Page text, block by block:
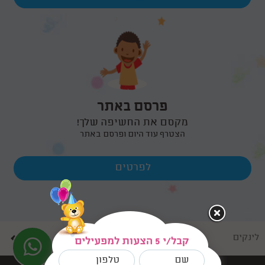
פרסם באתר
מקסם את החשיפה שלך!
הצטרף עוד היום ופרסם באתר
לפרטים
לינקים קבל/י 5 הצעות למפעילים